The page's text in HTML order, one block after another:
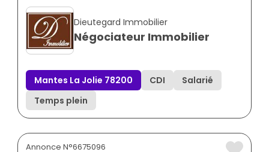
Dieutegard Immobilier
Négociateur Immobilier
Mantes La Jolie 78200 CDI
Salarié
Temps plein
Annonce N°6675096